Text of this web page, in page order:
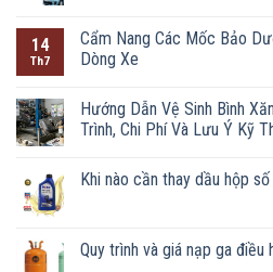
14
Th7
Cẩm Nang Các Mốc Bảo
Dòng Xe
Hướng Dẫn Vệ Sinh Bình
Trình, Chi Phí Và Lưu Ý Kỹ
Khi nào cần thay dầu hộp
Quy trình và giá nạp ga